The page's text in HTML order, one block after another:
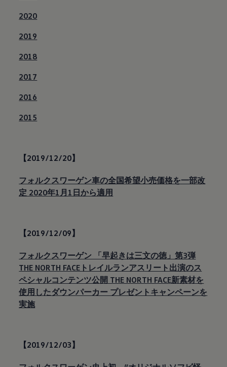
2020
2019
2018
2017
2016
2015
【2019/12/20】
フォルクスワーゲン車の全国希望小売価格を一部改
定 2020年1月1日から適用
【2019/12/09】
フォルクスワーゲン 「早起きは三文の徳」第3弾
THE NORTH FACEトレイルランアスリート出演のス
ペシャルコンテンツ公開 THE NORTH FACE新素材を
使用したダウンパーカー プレゼントキャンペーンを
実施
【2019/12/03】